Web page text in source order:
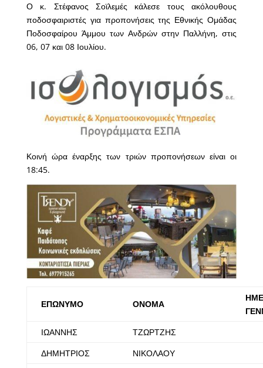
Ο κ. Στέφανος Σοϊλεμές κάλεσε τους ακόλουθους
ποδοσφαιριστές για προπονήσεις της Εθνικής Ομάδας
Ποδοσφαίρου Άμμου των Ανδρών στην Παλλήνη, στις
06, 07 και 08 Ιουλίου.
Κοινή ώρα έναρξης των τριών προπονήσεων είναι οι
18:45.
ΕΠΩΝΥΜΟ ΟΝΟΜΑ
ΙΩΑΝΝΗΣ
ΤΖΩΡΤΖΗΣ
ΔΗΜΗΤΡΙΟΣ
ΝΙΚΟΛΑΟΥ